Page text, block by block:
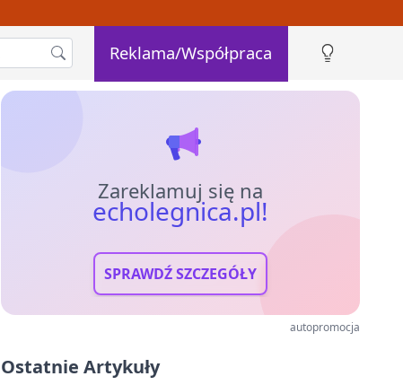
Reklama/Współpraca
Zareklamuj się na
echolegnica.pl!
SPRAWDŹ SZCZEGÓŁY
autopromocja
Ostatnie Artykuły